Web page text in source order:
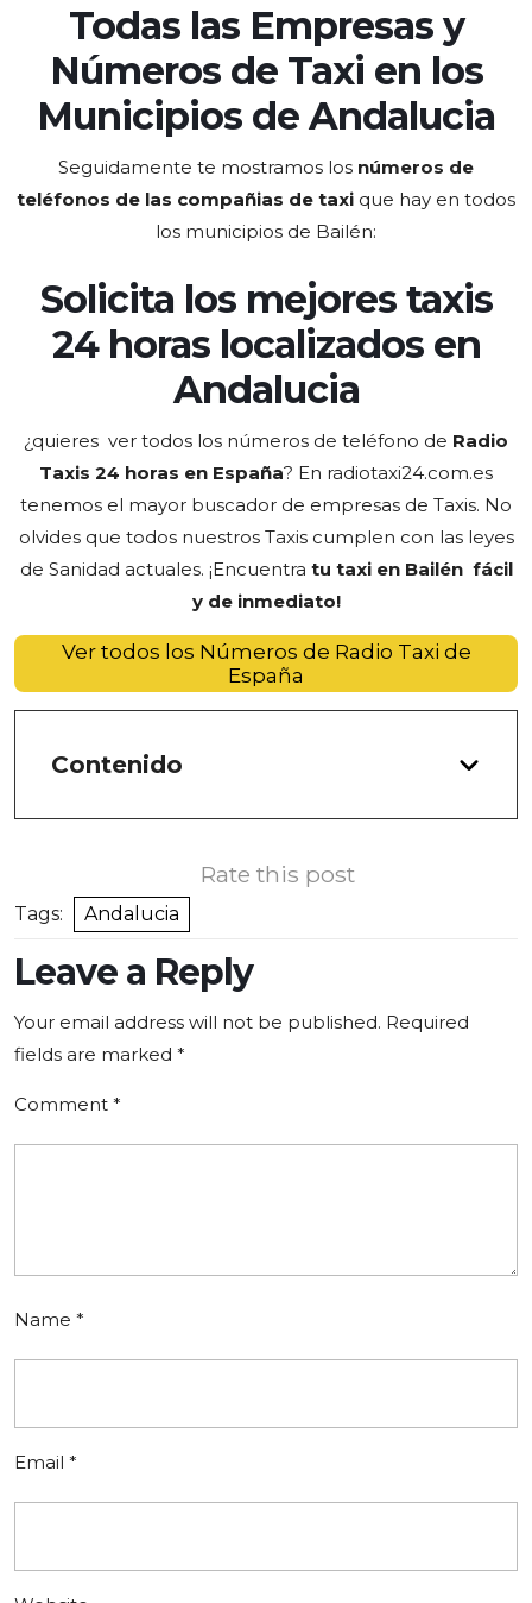
Todas las Empresas y
Números de Taxi en los
Municipios de Andalucia
Seguidamente te mostramos los números de
teléfonos de las compañias de taxi que hay en todos
los municipios de Bailén:
Solicita los mejores taxis
24 horas localizados en
Andalucia
¿quieres ver todos los números de teléfono de Radio
Taxis 24 horas en España? En radiotaxi24.com.es
tenemos el mayor buscador de empresas de Taxis. No
olvides que todos nuestros Taxis cumplen con las leyes
de Sanidad actuales. ¡Encuentra tu taxi en Bailén fácil
y de inmediato!
Ver todos los Números de Radio Taxi de
España
Contenido
Rate this post
Tags: Andalucia
Leave a Reply
Your email address will not be published. Required
fields are marked *
Comment *
Name *
Email *